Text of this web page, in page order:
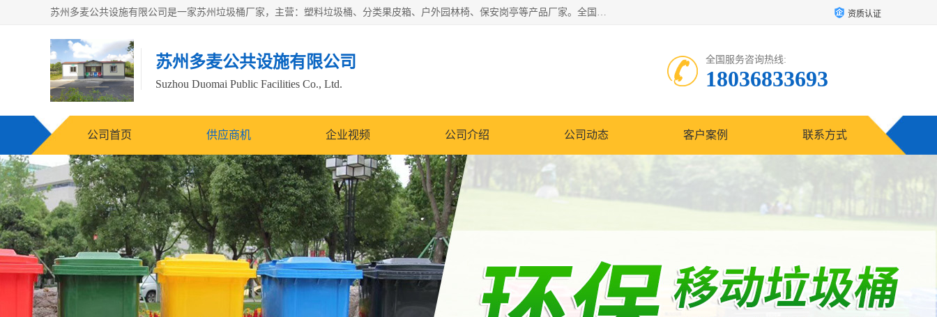
苏州多麦公共设施有限公司是一家苏州垃圾桶厂家，主营：塑料垃圾桶、分类果皮箱、户外园林椅、保安岗亭等产品厂家。全国统一热线电话：17105580222。公司组建完善的团队。设计人员，能根据客户要求，提供适合的设计方案，来满足客户的需求。 资质认证
苏州多麦公共设施有限公司
Suzhou Duomai Public Facilities Co., Ltd.
全国服务咨询热线:
18036833693
公司首页 供应商机 企业视频 公司介绍 公司动态 客户案例 联系方式